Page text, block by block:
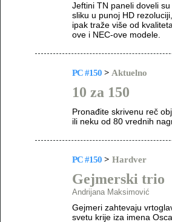
Jeftini TN paneli doveli
sliku u punoj HD
ipak traže više od
ove i NEC-ove modele.
PC #150 > Aktuelno
10 za 150
Pronađite skrivenu reč
ili neku od 80 vrednih
PC #150 > Hardver
Gejmerski trio
Andrijana Maksimović
Gejmeri zahtevaju
svetu krije iza imena